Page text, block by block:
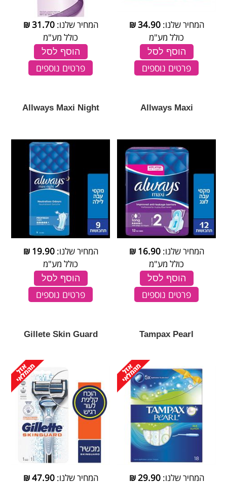
המחיר שלנו:34.90
₪
כולל מע"מ
הוסף לסל
פרטים נוספים
המחיר שלנו:31.70
₪
כולל מע"מ
הוסף לסל
פרטים נוספים
Allways Maxi
המחיר שלנו:16.90
₪
כולל מע"מ
הוסף לסל
פרטים נוספים
Allways Maxi Night
המחיר שלנו:19.90
₪
כולל מע"מ
הוסף לסל
פרטים נוספים
Tampax Pearl
המחיר שלנו:29.90
₪
Gillete Skin Guard
המחיר שלנו:47.90
₪